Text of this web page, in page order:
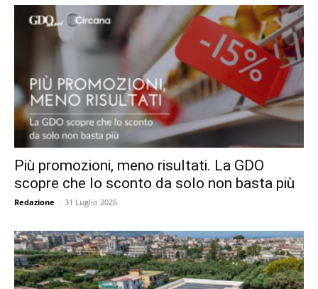
Più promozioni, meno risultati. La GDO
scopre che lo sconto da solo non basta più
Redazione - 31 Luglio 2026